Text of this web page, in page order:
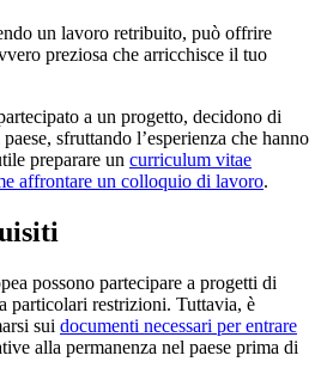
un lavoro retribuito, può offrire
preziosa che arricchisce il tuo
a un progetto, decidono di
sfruttando l’esperienza che hanno
preparare un curriculum vitae
affrontare un colloquio di lavoro.
possono partecipare a progetti di
particolari restrizioni. Tuttavia, è
sui documenti necessari per entrare
alla permanenza nel paese prima di